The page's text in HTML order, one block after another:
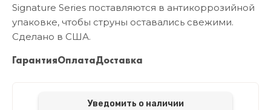
Signature Series поставляются в антикоррозийной
упаковке, чтобы струны оставались свежими.
Сделано в США.
ГарантияОплатаДоставка
Уведомить о наличии